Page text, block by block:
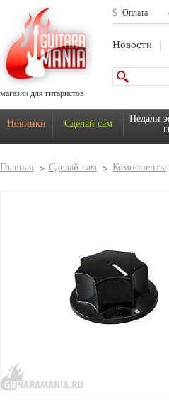
магазин для гитаристов
Оплата
Новости
Новинки Сделай сам
Педали
Главная Сделай сам Компоненты